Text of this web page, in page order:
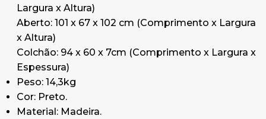
Largura x Altura)
Aberto: 101 x 67 x 102 cm (Comprimento x Largura
x Altura)
Colchão: 94 x 60 x 7cm (Comprimento x Largura x
Espessura)
Peso: 14,3kg
Cor: Preto.
Material: Madeira.